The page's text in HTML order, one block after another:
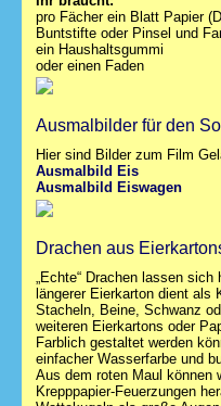
pro Fächer ein Blatt Papier
Buntstifte oder Pinsel und
ein Haushaltsgummi
oder einen Faden
Ausmalbilder für den
Hier sind Bilder zum Film
Ausmalbild Eis
Ausmalbild Eiswagen
Drachen aus
„Echte“ Drachen lassen
längerer Eierkarton dient als
Stacheln, Beine, Schwanz
weiteren Eierkartons oder
Farblich gestaltet werden
einfacher Wasserfarbe und
Aus dem roten Maul können
Krepppapier-Feuerzungen